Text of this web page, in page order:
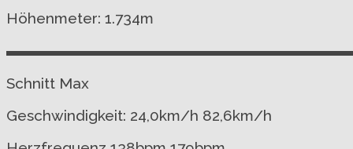
Höhenmeter: 1.734m
Schnitt Max
Geschwindigkeit: 24,0km/h 82,6km/h